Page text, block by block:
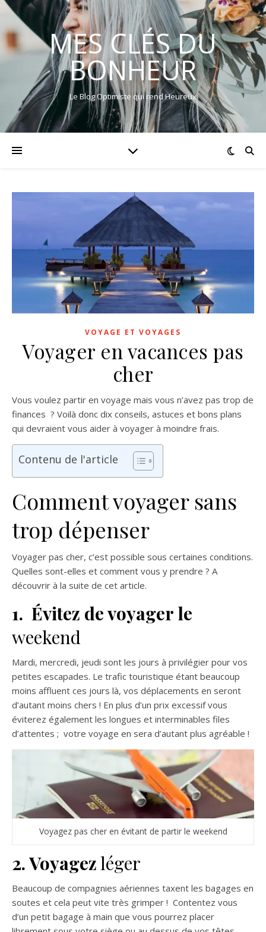
MES CLÉS DU
BONHEUR
Le Blog Optimiste qui rend Heureux
VOYAGE ET VOYAGES
Voyager en vacances pas
cher
Vous voulez partir en voyage mais vous n’avez pas trop de
finances ? Voilà donc dix conseils, astuces et bons plans
qui devraient vous aider à voyager à moindre frais.
Contenu de l'article
Comment voyager sans
trop dépenser
Voyager pas cher, c’est possible sous certaines conditions.
Quelles sont-elles et comment vous y prendre ? A
découvrir à la suite de cet article.
1. Évitez de voyager le
weekend
Mardi, mercredi, jeudi sont les jours à privilégier pour vos
petites escapades. Le trafic touristique étant beaucoup
moins affluent ces jours là, vos déplacements en seront
d’autant moins chers ! En plus d’un prix excessif vous
éviterez également les longues et interminables files
d’attentes ; votre voyage en sera d’autant plus agréable !
Voyagez pas cher en évitant de partir le weekend
2. Voyagezléger
Beaucoup de compagnies aériennes taxent les bagages en
soutes et cela peut vite très grimper ! Contentez vous
d’un petit bagage à main que vous pourrez placer